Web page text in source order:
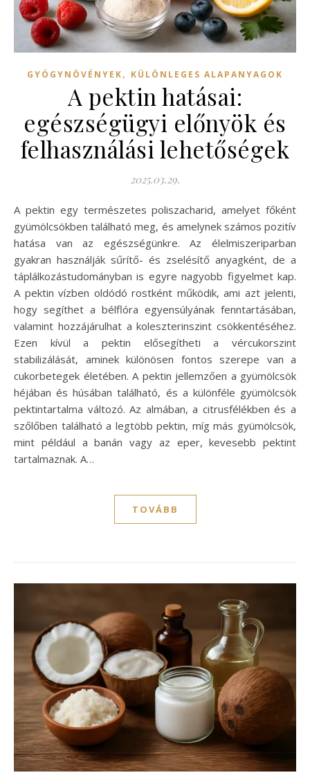
GYÓGYNÖVÉNYEK, KÜLÖNLEGES ALAPANYAGOK
A pektin hatásai:
egészségügyi előnyök és
felhasználási lehetőségek
2025.03.29.
A pektin egy természetes poliszacharid, amelyet főként
gyümölcsökben található meg, és amelynek számos pozitív
hatása van az egészségünkre. Az élelmiszeriparban
gyakran használják sűrítő- és zselésítő anyagként, de a
táplálkozástudományban is egyre nagyobb figyelmet kap.
A pektin vízben oldódó rostként működik, ami azt jelenti,
hogy segíthet a bélflóra egyensúlyának fenntartásában,
valamint hozzájárulhat a koleszterinszint csökkentéséhez.
Ezen kívül a pektin elősegítheti a vércukorszint
stabilizálását, aminek különösen fontos szerepe van a
cukorbetegek életében. A pektin jellemzően a gyümölcsök
héjában és húsában található, és a különféle gyümölcsök
pektintartalma változó. Az almában, a citrusfélékben és a
szőlőben található a legtöbb pektin, míg más gyümölcsök,
mint például a banán vagy az eper, kevesebb pektint
tartalmaznak. A…
TOVÁBB